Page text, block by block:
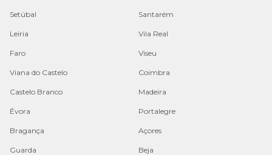
Setúbal Santarém
Leiria Vila Real
Faro Viseu
Viana do Castelo Coimbra
Castelo Branco Madeira
Évora Portalegre
Bragança Açores
Guarda Beja